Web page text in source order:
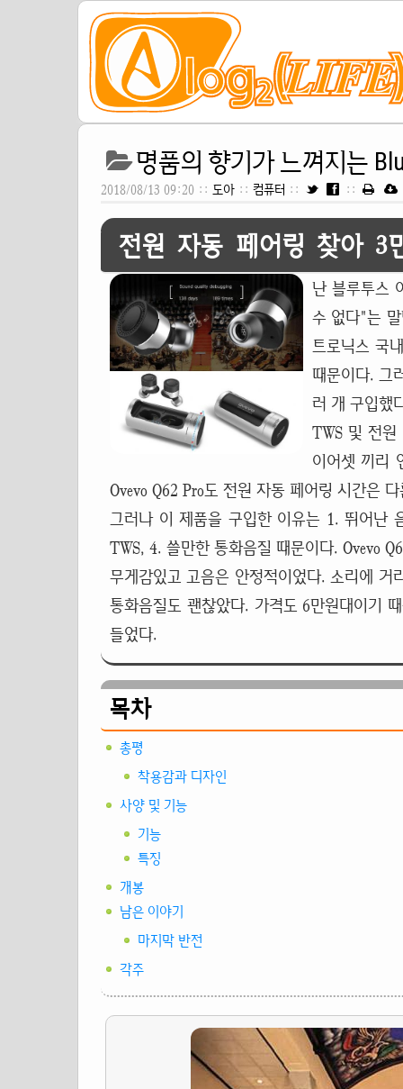
명품의 향기가 느껴지는
2018/08/13 09:20 :: 도아 :: 컴퓨터 :: ::
전원 자동 페어링 찾아 3
난 블루투스
수 없다"는
트로닉스 국
때문이다. 그
러 개 구입했
TWS 및 전
이어셋 끼리
Ovevo Q62 Pro도 전원 자동 페어링 시간은
그러나 이 제품을 구입한 이유는 1. 뛰어난
TWS, 4. 쓸만한 통화음질 때문이다. Ovevo
무게감있고 고음은 안정적이었다. 소리에
통화음질도 괜찮았다. 가격도 6만원대이기
들었다.
목차
총평
착용감과 디자인
사양 및 기능
기능
특징
개봉
남은 이야기
마지막 반전
각주